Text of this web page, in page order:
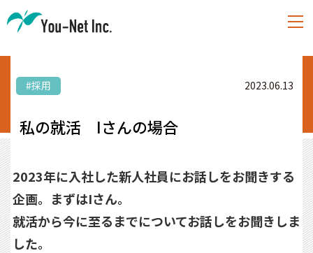
#採用 2023.06.13
私の就活 Iさんの場合
2023年に入社した新人社員にお話しをお聞きする
企画。まずはIさん。
就活から今に至るまでについてお話しをお聞きしま
した。